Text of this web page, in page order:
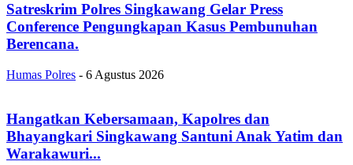
Satreskrim Polres Singkawang Gelar Press
Conference Pengungkapan Kasus Pembunuhan
Berencana.
Humas Polres - 6 Agustus 2026
Hangatkan Kebersamaan, Kapolres dan
Bhayangkari Singkawang Santuni Anak Yatim dan
Warakawuri...